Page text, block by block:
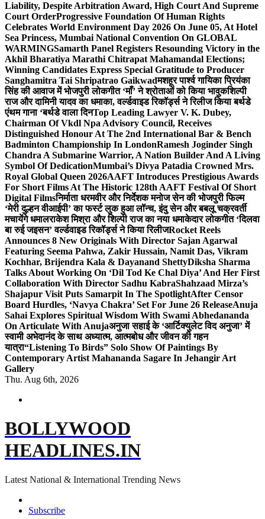
Liability, Despite Arbitration Award, High Court And Supreme
Court OrderProgressive Foundation Of Human Rights
Celebrates World Environment Day 2026 On June 05, At Hotel
Sea Princess, Mumbai National Convention On GLOBAL
WARMINGSamarth Panel Registers Resounding Victory in the
Akhil Bharatiya Marathi Chitrapat Mahamandal Elections;
Winning Candidates Express Special Gratitude to Producer
Sanghamitra Tai Shripatrao Gaikwadमशहूर पार्श्व गायिका प्रियंका
सिंह की आवाज में भोजपुरी लोकगीत ‘माँ’ ने श्रोताओं को किया भावुकशिल्पी
राज और दामिनी यादव का धमाका, वर्ल्डवाइड रिकॉर्ड्स ने रिलीज किया बर्थडे
एंथम गाना ‘बर्थडे वाला दिनTop Leading Lawyer V. K. Dubey,
Chairman Of Vkdl Npa Advisory Council, Receives
Distinguished Honour At The 2nd International Bar & Bench
Badminton Championship In LondonRamesh Joginder Singh
Chandra A Submarine Warrior, A Nation Builder And A Living
Symbol Of DedicationMumbai’s Divya Patadia Crowned Mrs.
Royal Global Queen 2026AAFT Introduces Prestigious Awards
For Short Films At The Historic 128th AAFT Festival Of Short
Digital Filmsनिर्माता धरमवीर और निर्देशक मनोज सेन की भोजपुरी फिल्म
‘मेरी दुल्हन वीआईपी’ का फर्स्ट लुक हुआ लॉन्च, इंदु सेन और बबलू चक्रवर्ती
मचायेंगे धमालराकेश मिश्रा और शिल्पी राज का नया धमाकेदार लोकगीत ‘दिलवा
बा रुई जइसन’ वर्ल्डवाइड रिकॉर्ड्स ने किया रिलीजRocket Reels
Announces 8 New Originals With Director Sajan Agarwal
Featuring Seema Pahwa, Zakir Hussain, Namit Das, Vikram
Kochhar, Brijendra Kala & Dayanand ShettyDiksha Sharma
Talks About Working On ‘Dil Tod Ke Chal Diya’ And Her First
Collaboration With Director Sadhu KabraShahzaad Mirza’s
Shajapur Visit Puts Samarpit In The SpotlightAfter Censor
Board Hurdles, ‘Navya Chakra’ Set For June 26 ReleaseAnuja
Sahai Explores Spiritual Wisdom With Swami Abhedananda
On Articulate With Anujaअनुजा सहाई के ‘आर्टिक्युलेट विद अनुजा’ में
स्वामी अभेदानंद के साथ अध्यात्म, आत्मबोध और जीवन की गहन
यात्रा“Listening To Birds” Solo Show Of Paintings By
Contemporary Artist Mahananda Sagare In Jehangir Art
Gallery
Thu. Aug 6th, 2026
BOLLYWOOD
HEADLINES.IN
Latest National & International Trending News
Subscribe